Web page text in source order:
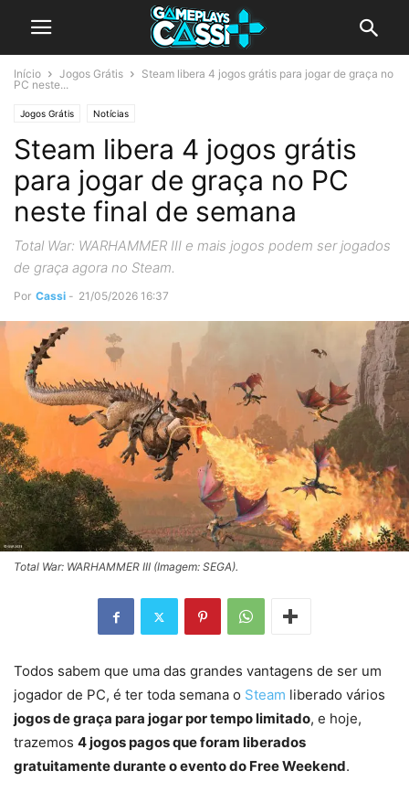
Início Jogos Grátis
Steam libera 4 jogos grátis para jogar de graça no
PC neste...
Jogos Grátis Notícias
Steam libera 4 jogos grátis
para jogar de graça no PC
neste final de semana
Total War: WARHAMMER III e mais jogos podem ser jogados
de graça agora no Steam.
Por Cassi - 21/05/2026 16:37
Total War: WARHAMMER III (Imagem: SEGA).
Todos sabem que uma das grandes vantagens de ser um
jogador de PC, é ter toda semana o Steam liberado vários
jogos de graça para jogar por tempo limitado, e hoje,
trazemos 4 jogos pagos que foram liberados
gratuitamente durante o evento do Free Weekend.